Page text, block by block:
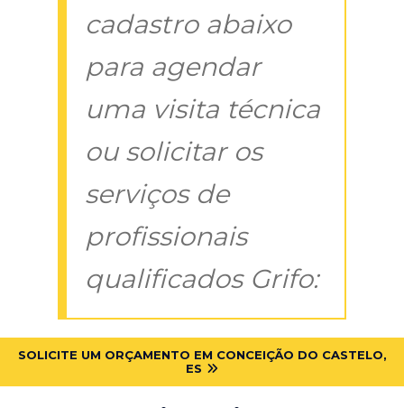
cadastro abaixo
para agendar
uma visita técnica
ou solicitar os
serviços de
profissionais
qualificados Grifo:
SOLICITE UM ORÇAMENTO EM CONCEIÇÃO DO CASTELO,
ES